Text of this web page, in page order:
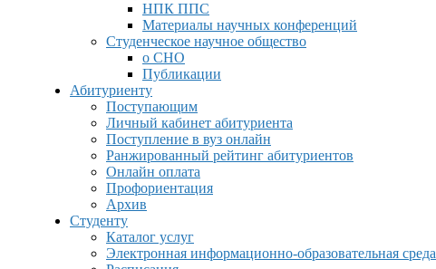
НПК ППС
Материалы научных конференций
Студенческое научное общество
о СНО
Публикации
Абитуриенту
Поступающим
Личный кабинет абитуриента
Поступление в вуз онлайн
Ранжированный рейтинг абитуриентов
Онлайн оплата
Профориентация
Архив
Студенту
Каталог услуг
Электронная информационно-образовательная среда